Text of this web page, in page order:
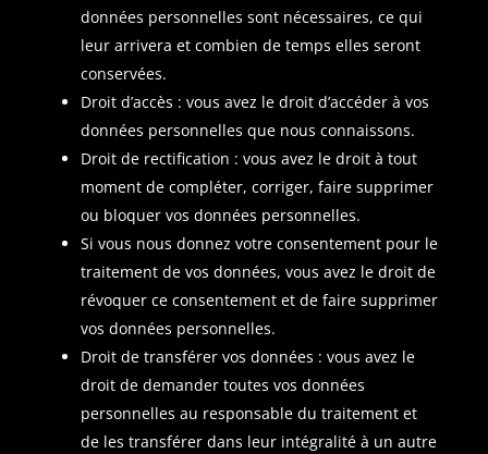
données personnelles sont nécessaires, ce qui
leur arrivera et combien de temps elles seront
conservées.
Droit d’accès : vous avez le droit d’accéder à vos
données personnelles que nous connaissons.
Droit de rectification : vous avez le droit à tout
moment de compléter, corriger, faire supprimer
ou bloquer vos données personnelles.
Si vous nous donnez votre consentement pour le
traitement de vos données, vous avez le droit de
révoquer ce consentement et de faire supprimer
vos données personnelles.
Droit de transférer vos données : vous avez le
droit de demander toutes vos données
personnelles au responsable du traitement et
de les transférer dans leur intégralité à un autre